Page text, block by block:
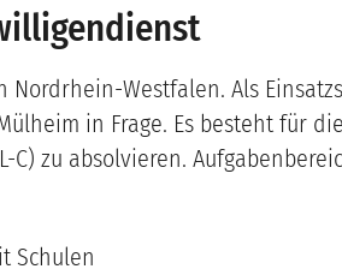
Westfalen. Als
in Frage. Es besteht für
zu absolvieren.
Schulen